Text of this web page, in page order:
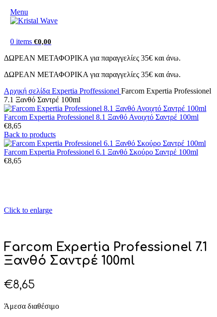
Menu
0 items €0,00
ΔΩΡΕΑΝ ΜΕΤΑΦΟΡΙΚΑ για παραγγελίες 35€ και άνω.
ΔΩΡΕΑΝ ΜΕΤΑΦΟΡΙΚΑ για παραγγελίες 35€ και άνω.
Αρχική σελίδα Expertia Proffessionel Farcom Expertia Professionel
7.1 Ξανθό Σαντρέ 100ml
Farcom Expertia Professionel 8.1 Ξανθό Ανοιχτό Σαντρέ 100ml
€8,65
Back to products
Farcom Expertia Professionel 6.1 Ξανθό Σκούρο Σαντρέ 100ml
€8,65
Click to enlarge
Farcom Expertia Professionel 7.1
Ξανθό Σαντρέ 100ml
€8,65
Άμεσα διαθέσιμο